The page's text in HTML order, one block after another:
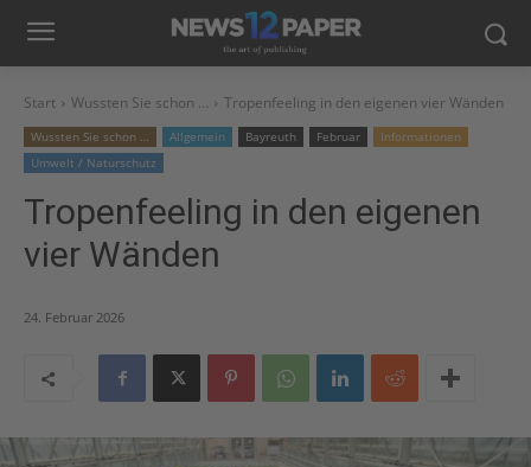
Start Wussten Sie schon … Tropenfeeling in den eigenen vier Wänden
Wussten Sie schon … Allgemein Bayreuth Februar
Informationen
Umwelt / Naturschutz
Tropenfeeling in den eigenen
vier Wänden
24. Februar 2026